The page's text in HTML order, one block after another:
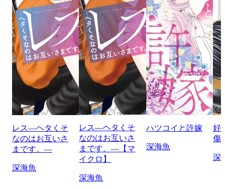
レス―ヘタくそ
なのはお互いさ
まです。―
深海魚
レス―ヘタくそ
なのはお互いさ
まです。―【マ
イクロ】
深海魚
ハツコイと許嫁
深海魚
好
傷
深